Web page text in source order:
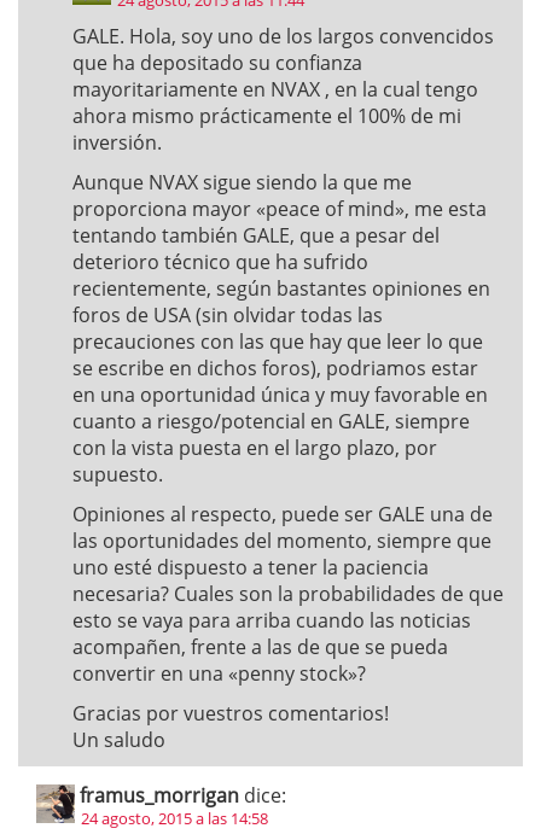
GALE. Hola, soy uno de los largos convencidos
que ha depositado su confianza
mayoritariamente en NVAX , en la cual tengo
ahora mismo prácticamente el 100% de mi
inversión.
Aunque NVAX sigue siendo la que me
proporciona mayor «peace of mind», me esta
tentando también GALE, que a pesar del
deterioro técnico que ha sufrido
recientemente, según bastantes opiniones en
foros de USA (sin olvidar todas las
precauciones con las que hay que leer lo que
se escribe en dichos foros), podriamos estar
en una oportunidad única y muy favorable en
cuanto a riesgo/potencial en GALE, siempre
con la vista puesta en el largo plazo, por
supuesto.
Opiniones al respecto, puede ser GALE una de
las oportunidades del momento, siempre que
uno esté dispuesto a tener la paciencia
necesaria? Cuales son la probabilidades de que
esto se vaya para arriba cuando las noticias
acompañen, frente a las de que se pueda
convertir en una «penny stock»?
Gracias por vuestros comentarios!
Un saludo
framus_morrigan dice:
24 agosto, 2015 a las 14:58